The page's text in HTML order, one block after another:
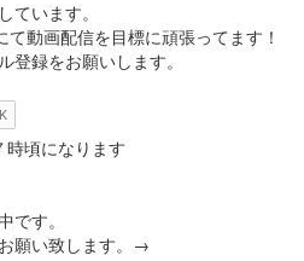
ています。
動画配信を目標に頑張ってます！
登録をお願いします。
頃になります
です。
願い致します。→